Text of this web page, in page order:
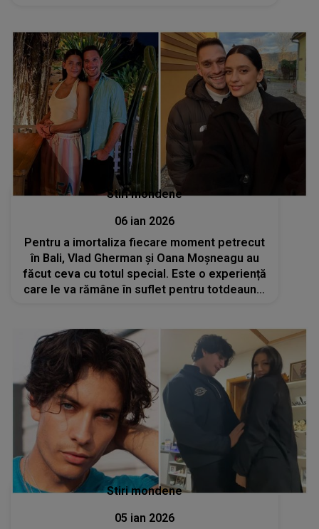
deciziei
Stiri mondene
06 ian 2026
Pentru a imortaliza fiecare moment petrecut
în Bali, Vlad Gherman și Oana Moșneagu au
făcut ceva cu totul special. Este o experiență
care le va rămâne în suflet pentru totdeauna:
Stiri mondene
05 ian 2026